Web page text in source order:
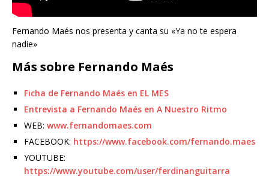
Fernando Maés nos presenta y canta su «Ya no te espera
nadie»
Más sobre Fernando Maés
Ficha de Fernando Maés en EL MES
Entrevista a Fernando Maés en A Nuestro Ritmo
WEB: www.fernandomaes.com
FACEBOOK: https://www.facebook.com/fernando.maes
YOUTUBE:
https://www.youtube.com/user/ferdinanguitarra